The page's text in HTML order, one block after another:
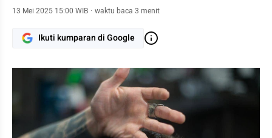
13 Mei 2025 15:00 WIB · waktu baca 3 menit
Ikuti kumparan di Google